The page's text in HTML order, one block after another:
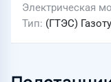
Электрическая
Тип (ГТЭС)